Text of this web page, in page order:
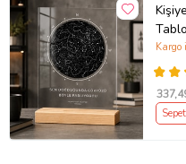
Tablo
Kargo
337